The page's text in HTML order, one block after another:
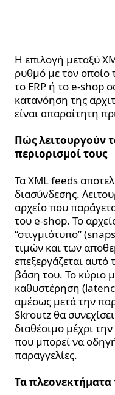
Η επιλογή μεταξύ
ρυθμό με τον οποίο
το ERP ή το e-shop
κατανόηση της
είναι απαραίτητη
Πώς λειτουργούν
περιορισμοί τους
Τα XML feeds
διασύνδεσης.
αρχείο που
του e-shop. Το
“στιγμιότυπο”
τιμών και των
επεξεργάζεται αυτό
βάση του. Το κύριο
καθυστέρηση
αμέσως μετά την
Skroutz θα
διαθέσιμο μέχρι
που μπορεί να
παραγγελίες.
Τα πλεονεκτήματα